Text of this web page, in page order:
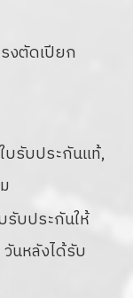
งตัดเปียก
บรับประกันแท้,
บประกันให้
นหลังได้รับ